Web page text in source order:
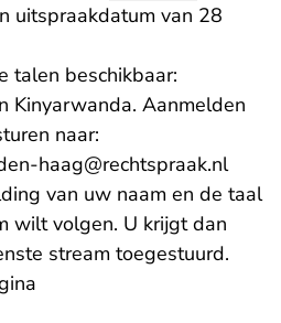
uitspraakdatum van 28
talen beschikbaar:
Kinyarwanda. Aanmelden
naar:
haag@rechtspraak.nl- U
van uw naam en de taal
wilt volgen. U krijgt dan
stream toegestuurd.